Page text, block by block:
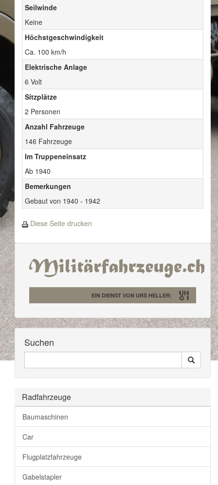
Seilwinde
Keine
Höchstgeschwindigkeit
Ca. 100 km/h
Elektrische Anlage
6 Volt
Sitzplätze
2 Personen
Anzahl Fahrzeuge
146 Fahrzeuge
Im Truppeneinsatz
Ab 1940
Bemerkungen
Gebaut von 1940 - 1942
Diese Seite drucken
EIN DIENST VON URS HELLER;
Suchen
Durchsuchen
Search
Radfahrzeuge
Baumaschinen
Car
Flugplatzfahrzeuge
Gabelstapler